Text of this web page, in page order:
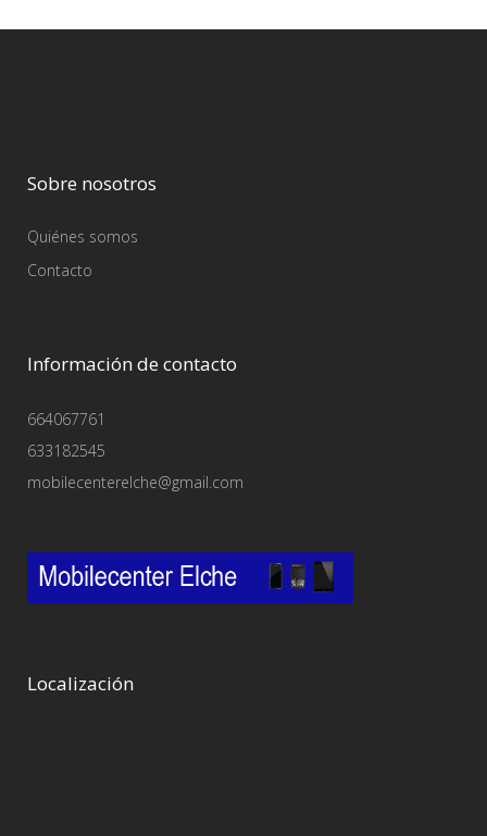
Sobre nosotros
Quiénes somos
Contacto
Información de contacto
664067761
633182545
mobilecenterelche@gmail.com
Localización